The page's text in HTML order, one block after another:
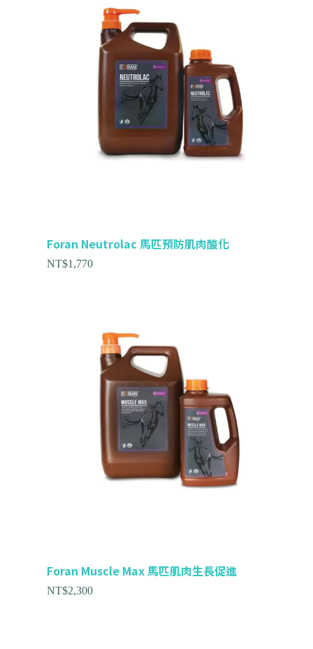
Foran Neutrolac 馬匹預防肌肉酸化
NT$1,770
Foran Muscle Max 馬匹肌肉生長促進
NT$2,300